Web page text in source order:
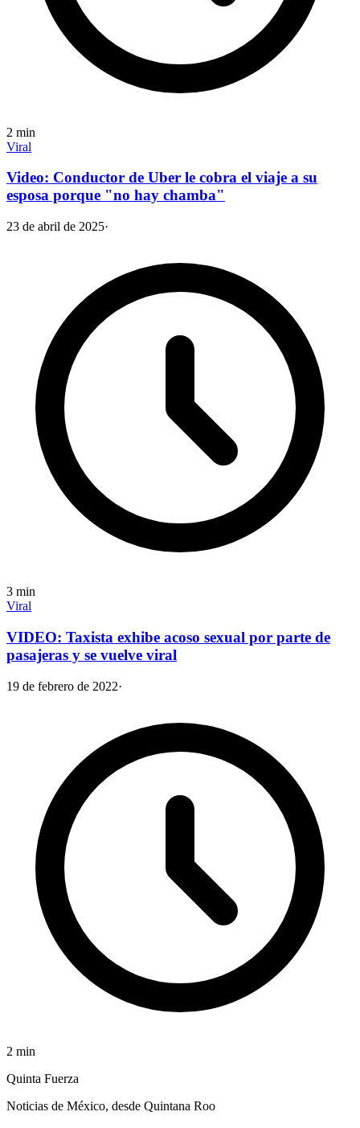
2 min
Viral
Video: Conductor de Uber le cobra el viaje a su
esposa porque "no hay chamba"
23 de abril de 2025·
3 min
Viral
VIDEO: Taxista exhibe acoso sexual por parte de
pasajeras y se vuelve viral
19 de febrero de 2022·
2 min
Quinta Fuerza
Noticias de México, desde Quintana Roo